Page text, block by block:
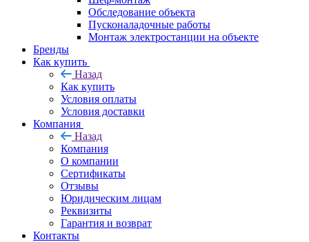
Обследование объекта
Пусконаладочные работы
Монтаж электростанции на объекте
Бренды
Как купить
Назад
Как купить
Условия оплаты
Условия доставки
Компания
Назад
Компания
О компании
Сертификаты
Отзывы
Юридическим лицам
Реквизиты
Гарантия и возврат
Контакты